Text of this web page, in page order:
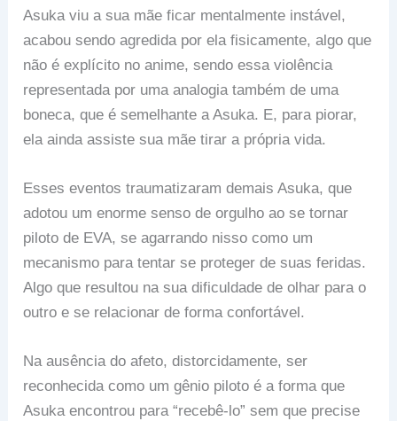
Asuka viu a sua mãe ficar mentalmente instável,
acabou sendo agredida por ela fisicamente, algo que
não é explícito no anime, sendo essa violência
representada por uma analogia também de uma
boneca, que é semelhante a Asuka. E, para piorar,
ela ainda assiste sua mãe tirar a própria vida.
Esses eventos traumatizaram demais Asuka, que
adotou um enorme senso de orgulho ao se tornar
piloto de EVA, se agarrando nisso como um
mecanismo para tentar se proteger de suas feridas.
Algo que resultou na sua dificuldade de olhar para o
outro e se relacionar de forma confortável.
Na ausência do afeto, distorcidamente, ser
reconhecida como um gênio piloto é a forma que
Asuka encontrou para “recebê-lo” sem que precise